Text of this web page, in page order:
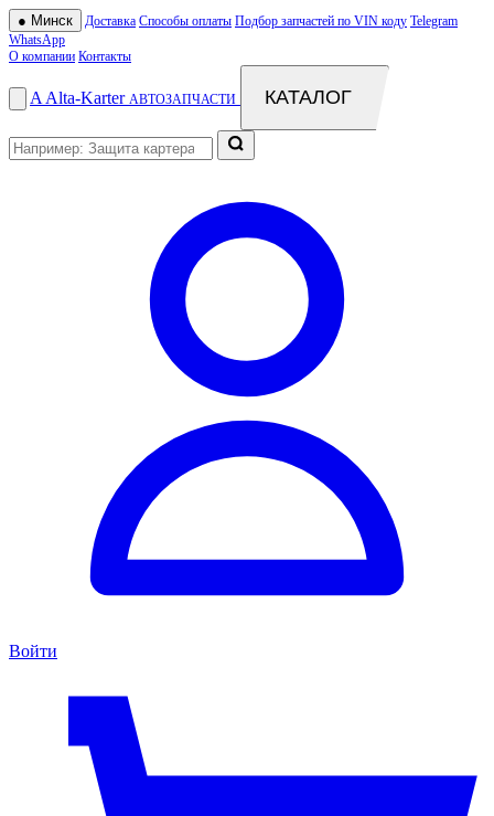
● Минск Доставка Способы оплаты Подбор запчастей по VIN коду Telegram
WhatsApp
О компании Контакты
A Alta-Karter АВТОЗАПЧАСТИ КАТАЛОГ
Войти